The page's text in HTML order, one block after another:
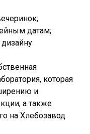
датам;
которая
и
а также
на Хлебозавод